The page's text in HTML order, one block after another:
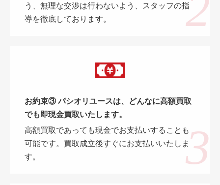
う、無理な交渉は行わないよう、スタッフの指
導を徹底しております。
お約束③ パシオリユースは、どんなに高額買取
でも即現金買取いたします。
高額買取であっても現金でお支払いすることも
可能です。買取成立後すぐにお支払いいたしま
す。